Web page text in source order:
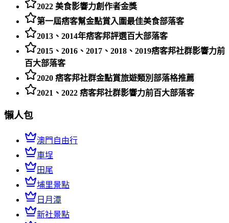
2022 美食影響力創作者金獎
第一屆痞客幫金點賞入圍最佳美食部落客
2013、2014年痞客邦評選百大部落客
2015、2016、2017、2018、2019痞客邦社群影響力前
百大部落客
2020 痞客邦社群金點賞旅遊類別部落格推薦
2021、2022 痞客邦社群影響力前百大部落客
懶人包
澳門自由行
車埕
田尾
埔里景點
日月潭
新社景點